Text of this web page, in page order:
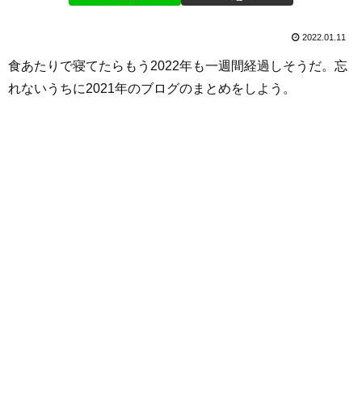
2022.01.11
食あたりで寝てたらもう2022年も一週間経過しそうだ。忘
れないうちに2021年のブログのまとめをしよう。